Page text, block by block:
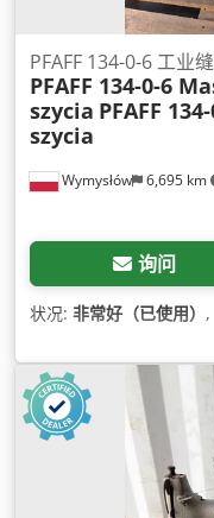
Wymysłów 6,695 km
PFAFF 134-0-6 工业
PFAFF 134-0-6
szycia PFAFF
szycia
询问
状况: 非常好（已使用） ,